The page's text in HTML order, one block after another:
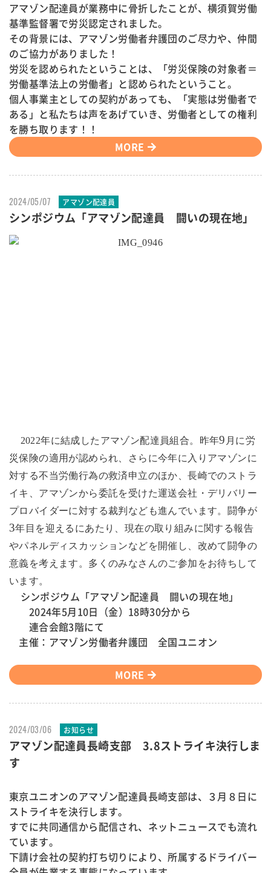
アマゾン配達員が業務中に骨折したことが、横須賀労働
基準監督署で労災認定されました。
その背景には、アマゾン労働者弁護団のご尽力や、仲間
のご協力がありました！
労災を認められたということは、「労災保険の対象者＝
労働基準法上の労働者」と認められたということ。
個人事業主としての契約があっても、「実態は労働者で
ある」と私たちは声をあげていき、労働者としての権利
を勝ち取ります！！
MORE
2024/05/07 アマゾン配達員
シンポジウム「アマゾン配達員 闘いの現在地」
2022年に結成したアマゾン配達員組合。昨年9 月に労
災保険の適用が認められ、さらに今年に入りアマゾンに
対する不当労働行為の救済申立のほか、長崎でのストラ
イキ、アマゾンから委託を受けた運送会社・デリバリー
プロバイダーに対する裁判なども進んでいます。闘争が
3年目を迎えるにあたり、現在の取り組みに関する報告
やパネルディスカッションなどを開催し、改めて闘争の
意義を考えます。多くのみなさんのご参加をお待ちして
います。
シンポジウム「アマゾン配達員 闘いの現在地」
2024年5月10日（金）18時30分から
連合会館3階にて
主催：アマゾン労働者弁護団 全国ユニオン
MORE
2024/03/06 お知らせ
アマゾン配達員長崎支部 3.8ストライキ決行しま
す
東京ユニオンのアマゾン配達員長崎支部は、３月８日に
ストライキを決行します。
すでに共同通信から配信され、ネットニュースでも流れ
ています。
下請け会社の契約打ち切りにより、所属するドライバー